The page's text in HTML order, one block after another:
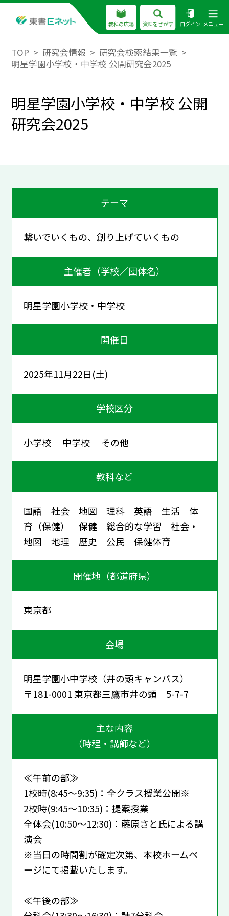
教科の広場 資料をさがす ログイン メニュー
TOP 研究会情報
研究会検索結果一覧
明星学園小学校・中学校 公開研究会2025
明星学園小学校・中学校 公開
研究会2025
テーマ
繋いでいくもの、創り上げていくもの
主催者（学校／団体名）
明星学園小学校・中学校
開催日
2025年11月22日(土)
学校区分
小学校 中学校 その他
教科など
国語 社会 地図 理科 英語 生活 体
育（保健） 保健 総合的な学習 社会・
地図 地理 歴史 公民 保健体育
開催地（都道府県）
東京都
会場
明星学園小中学校（井の頭キャンパス）
〒181-0001 東京都三鷹市井の頭 5-7-7
主な内容
（時程・講師など）
≪午前の部≫
1校時(8:45～9:35)：全クラス授業公開※
2校時(9:45～10:35)：提案授業
全体会(10:50～12:30)：藤原さと氏による講
演会
※当日の時間割が確定次第、本校ホームペ
ージにて掲載いたします。
≪午後の部≫